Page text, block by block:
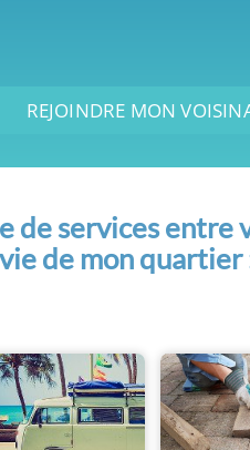
REJOINDRE MON
de services entre
vie de mon quartier